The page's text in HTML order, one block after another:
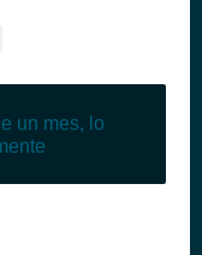
un mes, lo